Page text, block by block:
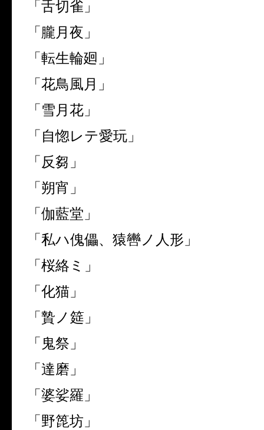
「舌切雀」
「朧月夜」
「転生輪廻」
「花鳥風月」
「雪月花」
「自惚レテ愛玩」
「反芻」
「朔宵」
「伽藍堂」
「私ハ傀儡、猿轡ノ人形」
「桜絡ミ」
「化猫」
「贄ノ筵」
「鬼祭」
「達磨」
「婆娑羅」
「野箆坊」